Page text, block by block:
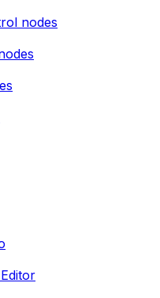
nodes